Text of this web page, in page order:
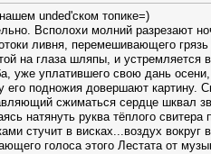
unded'ском топике=)
Всполохи молний разрезают
ливня, перемешивающего
на глаза шляпы, и
уже уплатившего свою дань
его подножия довершают картину.
сжиматься сердце шквал
натянуть руква тёплого
стучит в висках...воздух
голоса этого Лестата от